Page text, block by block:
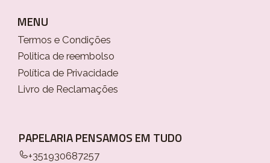
MENU
Termos e Condições
Politica de reembolso
Política de Privacidade
Livro de Reclamações
PAPELARIA PENSAMOS EM TUDO
+351930687257